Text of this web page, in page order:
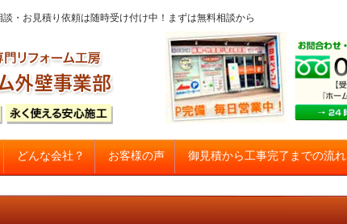
ご相談・お見積り依頼は随時受け付け中！まずは無料相談から
て住宅塗り替え専門店
どんな会社？ お客様の声 御見積から工事完了までの流れ